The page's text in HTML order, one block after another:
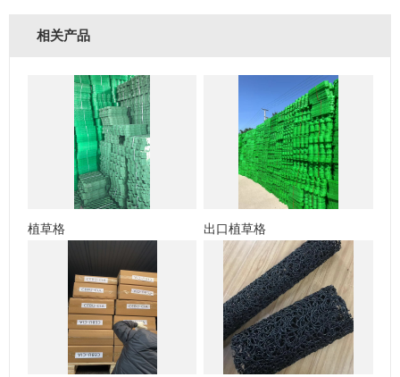
相关产品
植草格 出口植草格